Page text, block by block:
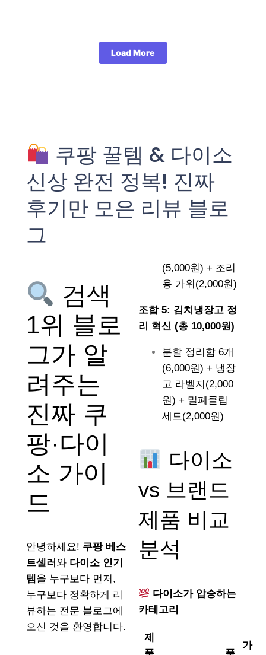
Load More
쿠팡 꿀템 & 다이소
신상 완전 정복! 진짜
후기만 모은 리뷰 블로
그
검색
1위 블로
그가 알
려주는
진짜 쿠
팡·다이
소 가이
드
안녕하세요! 쿠팡 베스
트셀러 와 다이소 인기
템 을 누구보다 먼저,
누구보다 정확하게 리
뷰하는 전문 블로그에
오신 것을 환영합니다.
(5,000원) + 조리
용 가위(2,000원)
조합 5: 김치냉장고 정
리 혁신 (총 10,000원)
분할 정리함 6개
(6,000원) + 냉장
고 라벨지(2,000
원) + 밀폐클립
세트(2,000원)
다이소
vs 브랜드
제품 비교
분석
다이소가 압승하는
카테고리
제
가